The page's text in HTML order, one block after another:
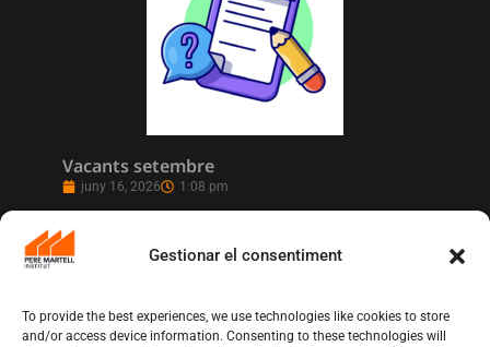
Gestionar el consentiment
To provide the best experiences, we use technologies like cookies to store
and/or access device information. Consenting to these technologies will
Vacants setembre
juny 16, 2026 1:08 pm